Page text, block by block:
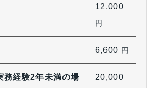
12,000
円
6,600 円
務経験2年未満の場
20,000